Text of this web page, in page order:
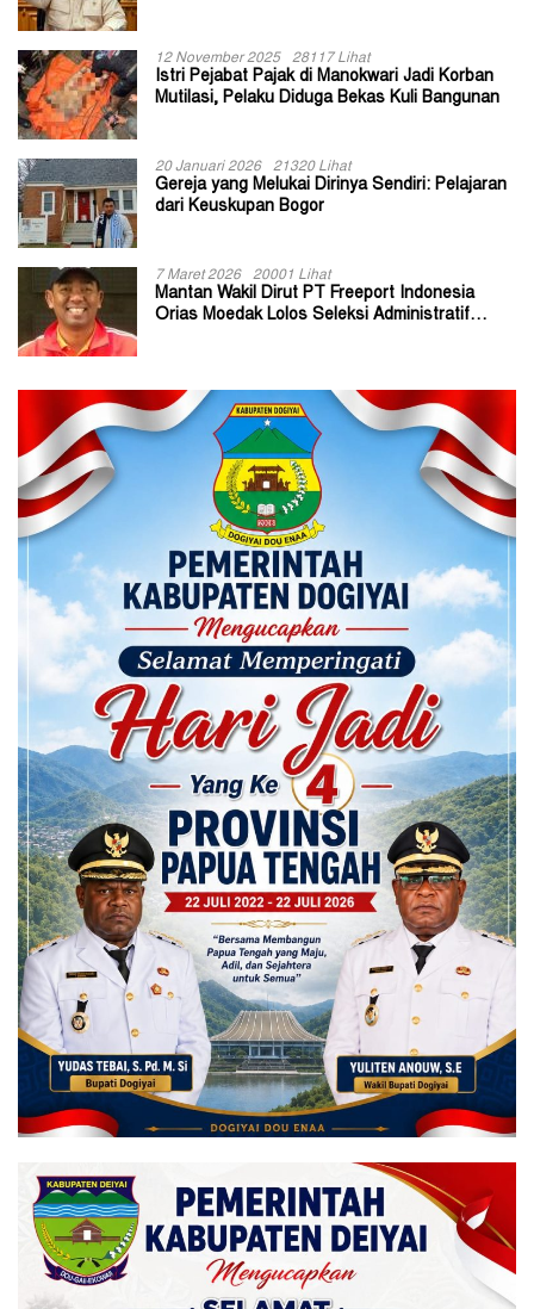
12 November 2025 28117 Lihat
Istri Pejabat Pajak di Manokwari Jadi Korban
Mutilasi, Pelaku Diduga Bekas Kuli Bangunan
20 Januari 2026 21320 Lihat
Gereja yang Melukai Dirinya Sendiri: Pelajaran
dari Keuskupan Bogor
7 Maret 2026 20001 Lihat
Mantan Wakil Dirut PT Freeport Indonesia
Orias Moedak Lolos Seleksi Administratif